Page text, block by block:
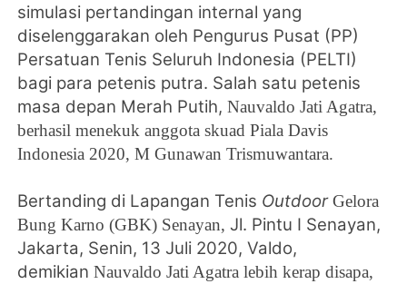
simulasi pertandingan internal yang
diselenggarakan oleh Pengurus Pusat (PP)
Persatuan Tenis Seluruh Indonesia (PELTI)
bagi para petenis putra. Salah satu petenis
masa depan Merah Putih,Nauvaldo Jati Agatra,
berhasil menekuk anggota skuad Piala Davis
Indonesia 2020,M Gunawan Trismuwantara.
Bertanding di Lapangan Tenis OutdoorGelora
Bung Karno (GBK) Senayan, Jl. Pintu I Senayan,
Jakarta, Senin, 13 Juli 2020, Valdo,
demikianNauvaldo Jati Agatra lebih kerap disapa,